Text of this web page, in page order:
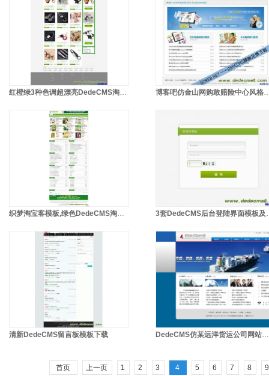
红橙绿3种色调超漂亮DedeCMS淘宝客模板,by柠檬脯制作 博客吧仿金山网购敢赔险中心风格
织梦淘宝客模板,绿色DedeCMS淘宝客减肥网模板 3套
清新DedeCMS留言板模板下载 DedeCMS仿某远洋货运公司网站蓝色模板,For 5.7gbk sp1
首页 上一页 1 2 3 4 5 6 7 8 9